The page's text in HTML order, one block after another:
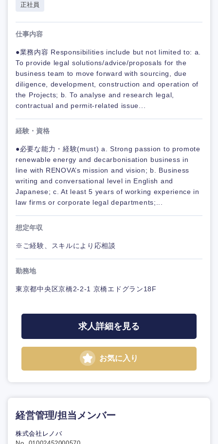
正社員
仕事内容
●業務内容 Responsibilities include but not limited to: a.
To provide legal solutions/advice/proposals for the
business team to move forward with sourcing, due
diligence, development, construction and operation of
the Projects; b. To analyse and research legal,
contractual and permit-related issue...
経験・資格
●必要な能力・経験(must) a. Strong passion to promote
renewable energy and decarbonisation business in
line with RENOVA’s mission and vision; b. Business
writing and conversational level in English and
Japanese; c. At least 5 years of working experience in
law firms or corporate legal departments;...
想定年収
※ご経験、スキルにより応相談
勤務地
東京都中央区京橋2-2-1 京橋エドグラン18F
求人詳細を見る
お気に入り
経営管理/担当メンバー
株式会社レノバ